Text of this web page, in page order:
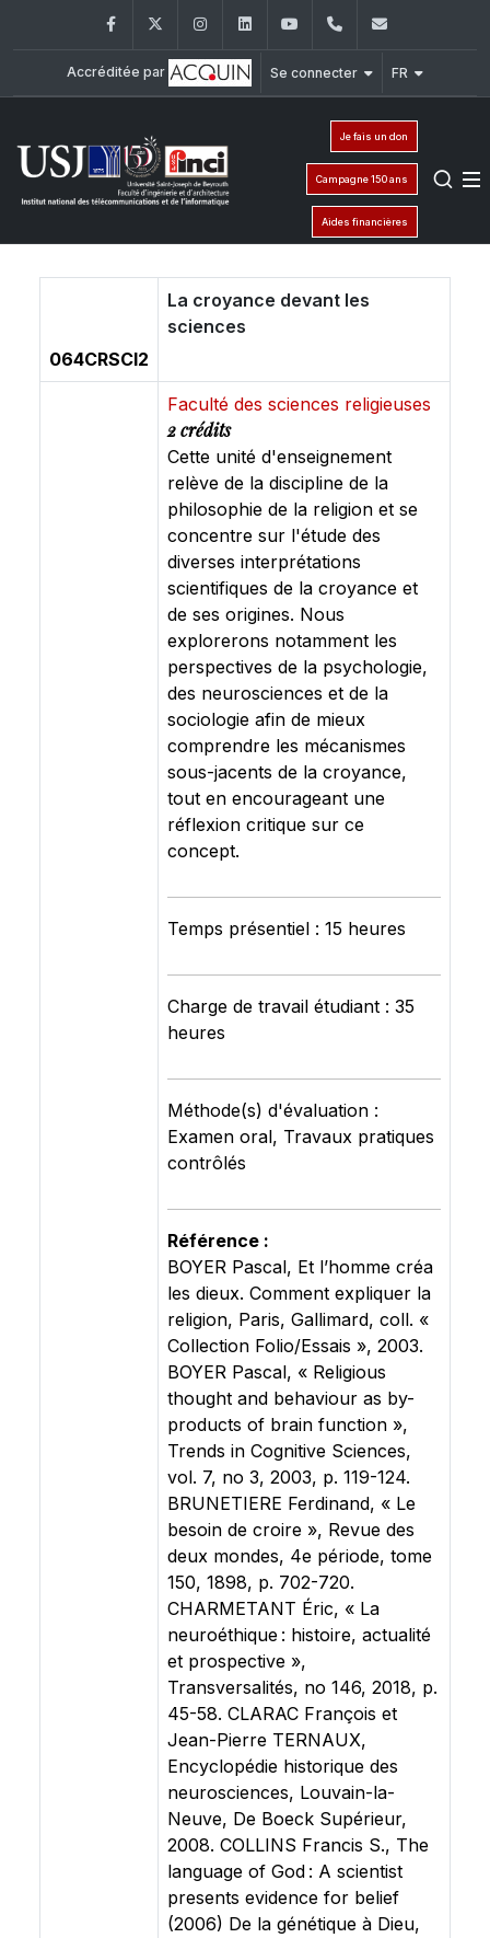
FacebookTwitter InstagramLinkedInYouTube+961 (1) 421 315
Accréditée par Se connecter FR
Je fais un don
Campagne 150 ans
Aides financières
064CRSCI2
La croyance devant les
sciences
Faculté des sciences religieuses
2 crédits
Cette unité d'enseignement
relève de la discipline de la
philosophie de la religion et se
concentre sur l'étude des
diverses interprétations
scientifiques de la croyance et
de ses origines. Nous
explorerons notamment les
perspectives de la psychologie,
des neurosciences et de la
sociologie afin de mieux
comprendre les mécanismes
sous-jacents de la croyance,
tout en encourageant une
réflexion critique sur ce
concept.
Temps présentiel : 15 heures
Charge de travail étudiant : 35
heures
Méthode(s) d'évaluation :
Examen oral, Travaux pratiques
contrôlés
Référence :
BOYER Pascal, Et l’homme créa
les dieux. Comment expliquer la
religion, Paris, Gallimard, coll. «
Collection Folio/Essais », 2003.
BOYER Pascal, « Religious
thought and behaviour as by-
products of brain function »,
Trends in Cognitive Sciences,
vol. 7, no 3, 2003, p. 119-124.
BRUNETIERE Ferdinand, « Le
besoin de croire », Revue des
deux mondes, 4e période, tome
150, 1898, p. 702-720.
CHARMETANT Éric, « La
neuroéthique : histoire, actualité
et prospective »,
Transversalités, no 146, 2018, p.
45-58. CLARAC François et
Jean-Pierre TERNAUX,
Encyclopédie historique des
neurosciences, Louvain-la-
Neuve, De Boeck Supérieur,
2008. COLLINS Francis S., The
language of God : A scientist
presents evidence for belief
(2006) De la génétique à Dieu,